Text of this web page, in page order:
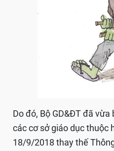
Do đó, Bộ GD&ĐT đã
các cơ sở giáo dục thuộc
18/9/2018 thay thế